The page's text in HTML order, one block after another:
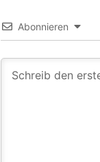
Abonnieren